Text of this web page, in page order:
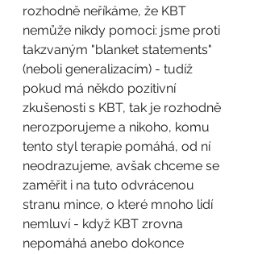
rozhodně neříkáme, že KBT
nemůže nikdy pomoci: jsme proti
takzvaným "blanket statements"
(neboli generalizacím) - tudíž
pokud má někdo pozitivní
zkušenosti s KBT, tak je rozhodně
nerozporujeme a nikoho, komu
tento styl terapie pomáhá, od ní
neodrazujeme, avšak chceme se
zaměřit i na tuto odvrácenou
stranu mince, o které mnoho lidí
nemluví - když KBT zrovna
nepomáhá anebo dokonce